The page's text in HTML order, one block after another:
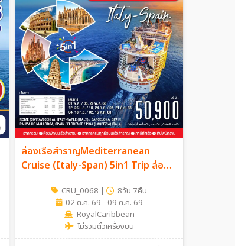
ล่องเรือสำราญMediterranean
Cruise (Italy-Span) 5in1 Trip ล่อง
เรือ5เมืองในฝัน 8วัน7คืน
CRU_0068 |
8วัน 7คืน
02 ต.ค. 69 - 09 ต.ค. 69
RoyalCaribbean
ไม่รวมตั๋วเครื่องบิน